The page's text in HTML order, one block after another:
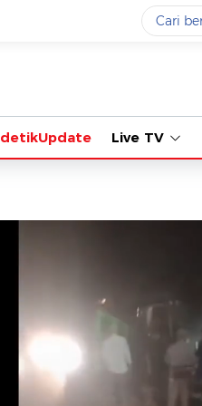
Yang
#3
#5
Loading...
detikUpdate Live TV